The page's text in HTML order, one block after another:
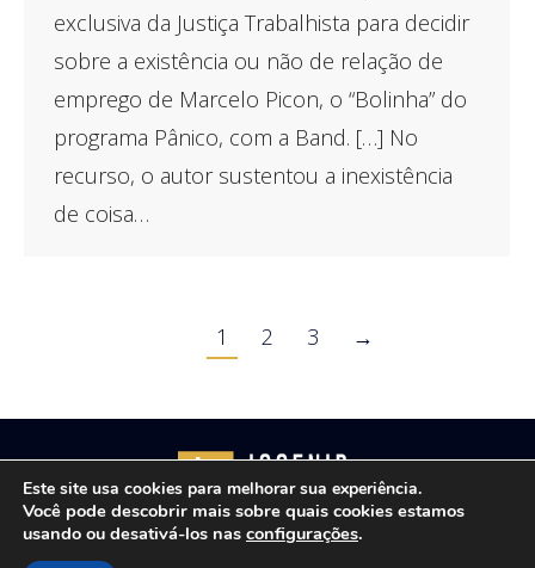
exclusiva da Justiça Trabalhista para decidir
sobre a existência ou não de relação de
emprego de Marcelo Picon, o “Bolinha” do
programa Pânico, com a Band. […] No
recurso, o autor sustentou a inexistência
de coisa…
1 2 3 →
Copyright © 2021 - Josenir Teixeira Advocacia. Todos os
Este site usa cookies para melhorar sua experiência.
Você pode descobrir mais sobre quais cookies estamos
usando ou desativá-los nas configurações.